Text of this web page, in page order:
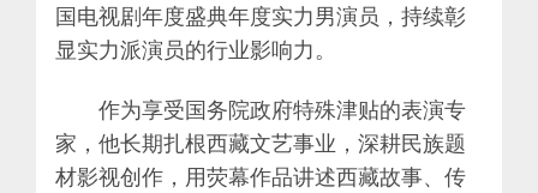
国电视剧年度盛典年度实力男演员，持续彰
显实力派演员的行业影响力。
作为享受国务院政府特殊津贴的表演专
家，他长期扎根西藏文艺事业，深耕民族题
材影视创作，用荧幕作品讲述西藏故事、传